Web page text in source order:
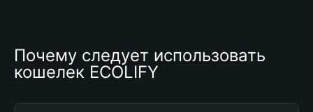
Почему следует использовать
кошелек ECOLIFY